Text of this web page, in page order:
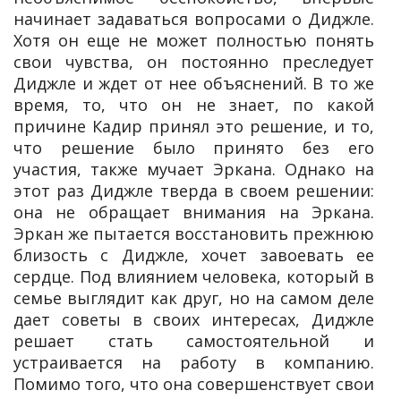
начинает задаваться вопросами о Диджле.
Хотя он еще не может полностью понять
свои чувства, он постоянно преследует
Диджле и ждет от нее объяснений. В то же
время, то, что он не знает, по какой
причине Кадир принял это решение, и то,
что решение было принято без его
участия, также мучает Эркана. Однако на
этот раз Диджле тверда в своем решении:
она не обращает внимания на Эркана.
Эркан же пытается восстановить прежнюю
близость с Диджле, хочет завоевать ее
сердце. Под влиянием человека, который в
семье выглядит как друг, но на самом деле
дает советы в своих интересах, Диджле
решает стать самостоятельной и
устраивается на работу в компанию.
Помимо того, что она совершенствует свои